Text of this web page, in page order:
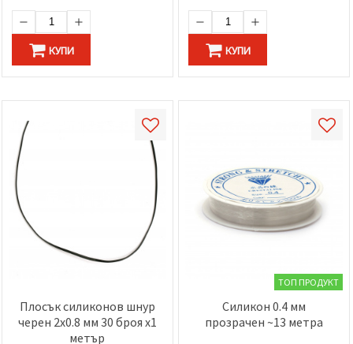
КУПИ КУПИ
Плосък силиконов шнур
черен 2x0.8 мм 30 броя x1
метър
ТОП ПРОДУКТ
Силикон 0.4 мм
прозрачен ~13 метра